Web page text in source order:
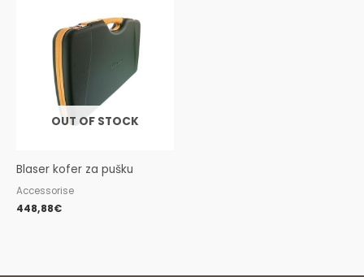
OUT OF STOCK
Blaser kofer za pušku
Accessorise
448,88€